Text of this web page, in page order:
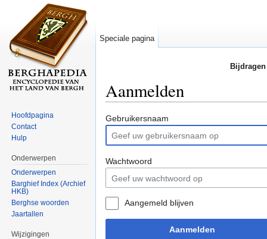
Aanmelden
Gebruikersnaam
Wachtwoord
Aangemeld blijven
Aanmelden
Speciale pagina
Hoofdpagina
Contact
Hulp
Onderwerpen
Onderwerpen
Barghief Index (Archief
HKB)
Berghse woorden
Jaartallen
Wijzigingen